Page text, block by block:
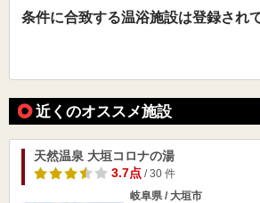
条件に合致する温浴施設は登録され
近くのオススメ施設
天然温泉 大垣コロナの湯
3.7点/ 30 件
岐阜県 / 大垣市